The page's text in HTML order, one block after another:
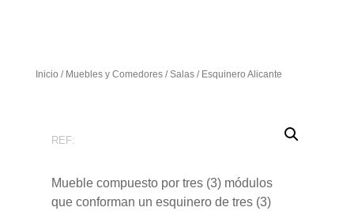
Inicio / Muebles y Comedores/Salas/ Esquinero Alicante
REF:
Mueble compuesto por tres (3) módulos
que conforman un esquinero de tres (3)